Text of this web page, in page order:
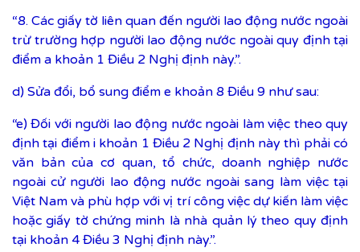
“8. Các giấy tờ liên quan đến người lao động nước ngoài
trừ trường hợp người lao động nước ngoài quy định tại
điểm a khoản 1 Điều 2 Nghị định này.”.
d) Sửa đổi, bổ sung điểm e khoản 8 Điều 9 như sau:
“e) Đối với người lao động nước ngoài làm việc theo quy
định tại điểm i khoản 1 Điều 2 Nghị định này thì phải có
văn bản của cơ quan, tổ chức, doanh nghiệp nước
ngoài cử người lao động nước ngoài sang làm việc tại
Việt Nam và phù hợp với vị trí công việc dự kiến làm việc
hoặc giấy tờ chứng minh là nhà quản lý theo quy định
tại khoản 4 Điều 3 Nghị định này.”.